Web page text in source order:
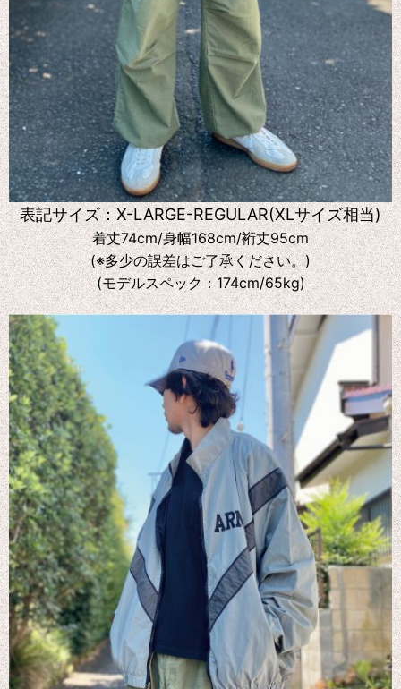
表記サイズ：X-LARGE-REGULAR(XLサイズ相当)
着丈74cm/身幅168cm/裄丈95cm
(※多少の誤差はご了承ください。)
(モデルスペック：174cm/65kg)